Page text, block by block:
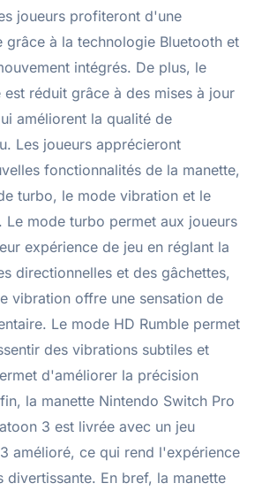
joueurs profiteront d'une
à la technologie Bluetooth et
intégrés. De plus, le
réduit grâce à des mises à jour
améliorent la qualité de
Les joueurs apprécieront
fonctionnalités de la manette,
turbo, le mode vibration et le
Le mode turbo permet aux joueurs
expérience de jeu en réglant la
directionnelles et des gâchettes,
vibration offre une sensation de
Le mode HD Rumble permet
des vibrations subtiles et
d'améliorer la précision
la manette Nintendo Switch Pro
3 est livrée avec un jeu
amélioré, ce qui rend l'expérience
divertissante. En bref, la manette